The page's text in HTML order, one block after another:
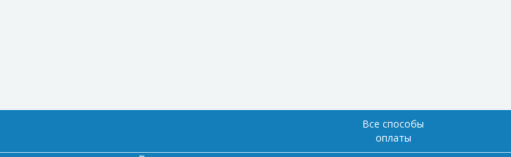
Все способы
оплаты